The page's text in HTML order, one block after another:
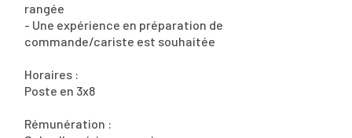
rangée
- Une expérience en préparation de
commande/cariste est souhaitée
Horaires :
Poste en 3x8
Rémunération :